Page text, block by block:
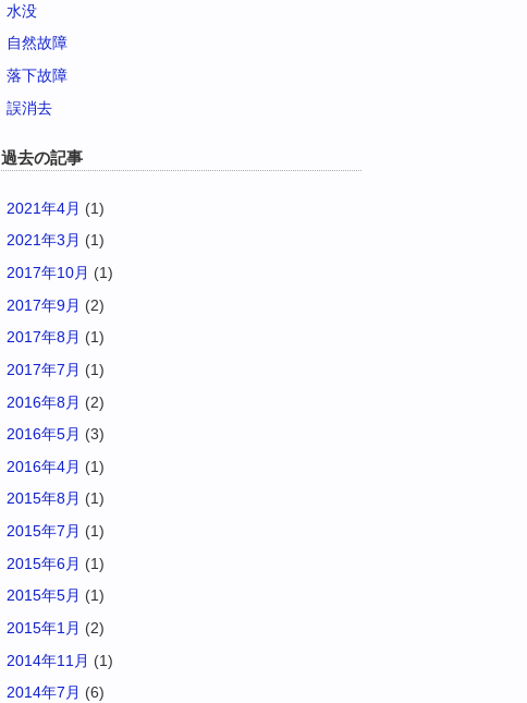
水没
自然故障
落下故障
誤消去
過去の記事
2021年4月 (1)
2021年3月 (1)
2017年10月 (1)
2017年9月 (2)
2017年8月 (1)
2017年7月 (1)
2016年8月 (2)
2016年5月 (3)
2016年4月 (1)
2015年8月 (1)
2015年7月 (1)
2015年6月 (1)
2015年5月 (1)
2015年1月 (2)
2014年11月 (1)
2014年7月 (6)